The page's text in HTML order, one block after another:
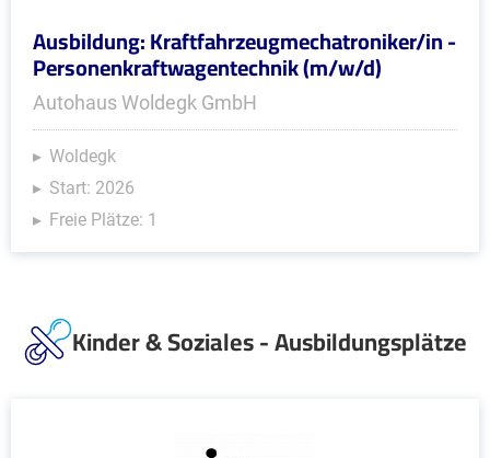
Ausbildung: Kraftfahrzeugmechatroniker/in -
Personenkraftwagentechnik (m/w/d)
Autohaus Woldegk GmbH
Woldegk
Start: 2026
Freie Plätze: 1
Kinder & Soziales - Ausbildungsplätze